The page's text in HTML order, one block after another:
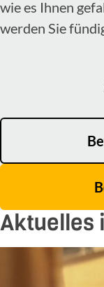
wie es Ihnen
werden Sie
Aktuelles